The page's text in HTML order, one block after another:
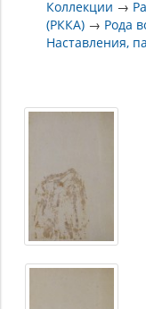
Коллекции →
(РККА) → Рода
Наставления,